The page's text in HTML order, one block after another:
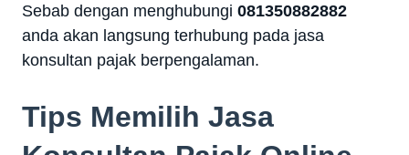
Sebab dengan menghubungi 081350882882
anda akan langsung terhubung pada jasa
konsultan pajak berpengalaman.
Tips Memilih Jasa